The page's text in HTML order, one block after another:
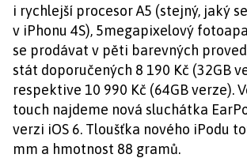
i rychlejší procesor A5 (stejný, jaký
v iPhonu 4S), 5megapixelový
se prodávat v pěti barevných
stát doporučených 8 190 Kč (32GB
respektive 10 990 Kč (64GB verze).
touch najdeme nová sluchátka
verzi iOS 6. Tloušťka nového iPodu
mm a hmotnost 88 gramů.